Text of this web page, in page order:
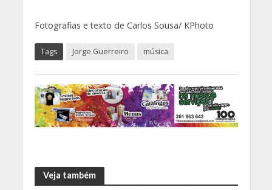
Fotografias e texto de Carlos Sousa/ KPhoto
Tags Jorge Guerreiro música
Veja também